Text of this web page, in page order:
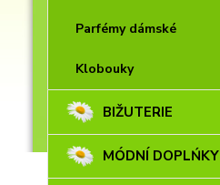
Parfémy dámské
Klobouky
BIŽUTERIE
MÓDNÍ DOPLŃKY